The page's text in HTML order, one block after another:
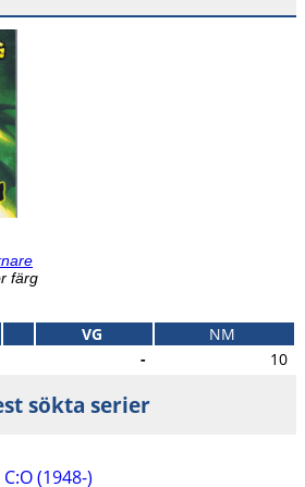
färg
VG
NM
- 10
sökta serier
(1948-)